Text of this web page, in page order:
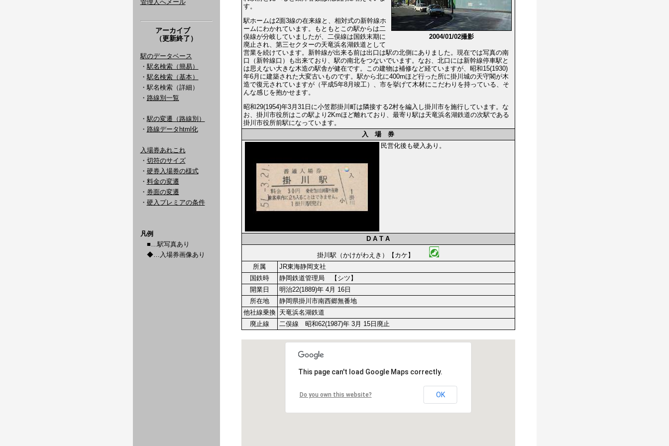
管理人へメール
アーカイブ
（更新終了）
駅のデータベース
・ 駅名検索（簡易）
・ 駅名検索（基本）
・駅名検索（詳細）
・ 路線別一覧
・ 駅の変遷（路線別）
・ 路線データhtml化
入場券あれこれ
・ 切符のサイズ
・ 硬券入場券の様式
・ 料金の変遷
・ 券面の変遷
・ 硬入プレミアの条件
凡例
■…駅写真あり
◆…入場券画像あり
2004/01/02撮影
す。
駅ホームは2面3線の在来線と、相対式の新幹線ホ
ームにわかれています。もともとこの駅からは二
俣線が分岐していましたが、二俣線は国鉄末期に
廃止され、第三セクターの天竜浜名湖鉄道として
営業を続けています。新幹線が出来る前は出口は駅の北側にありました。現在では写真の南
口（新幹線口）も出来ており、駅の南北をつないでいます。なお、北口には新幹線停車駅と
は思えない大きな木造の駅舎が健在です。この建物は補修など経ていますが、昭和15(1930)
年6月に建築された大変古いものです。駅から北に400mほど行った所に掛川城の天守閣が木
造で復元されていますが（平成5年8月竣工）、市を挙げて木材にこだわりを持っている、そ
んな感じを抱かせます。
昭和29(1954)年3月31日に小笠郡掛川町は隣接する2村を編入し掛川市を施行しています。な
お、掛川市役所はこの駅より2Kmほど離れており、最寄り駅は天竜浜名湖鉄道の次駅である
掛川市役所前駅になっています。
入 場 券
民営化後も硬入あり。
D A T A
掛川駅（かけがわえき）【カケ】
所属
JR東海静岡支社
国鉄時
静岡鉄道管理局 【シツ】
開業日
明治22(1889)年 4月 16日
所在地
静岡県掛川市南西郷無番地
他社線乗換 天竜浜名湖鉄道
廃止線
二俣線 昭和62(1987)年 3月 15日廃止